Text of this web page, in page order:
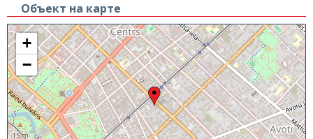
Объект на карте
+
−